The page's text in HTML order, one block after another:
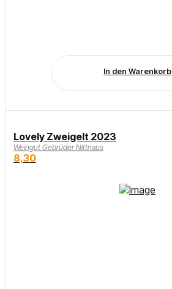
In den Warenkorb
Lovely Zweigelt 2023
Weingut Gebrüder Nittnaus
8,30